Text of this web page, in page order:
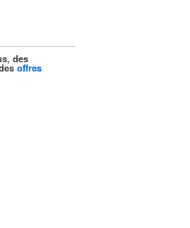
des
offres